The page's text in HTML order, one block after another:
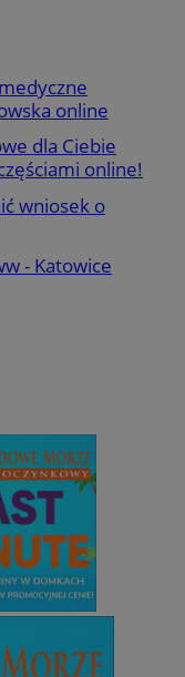
online
dla Ciebie
online!
wniosek o
- Katowice